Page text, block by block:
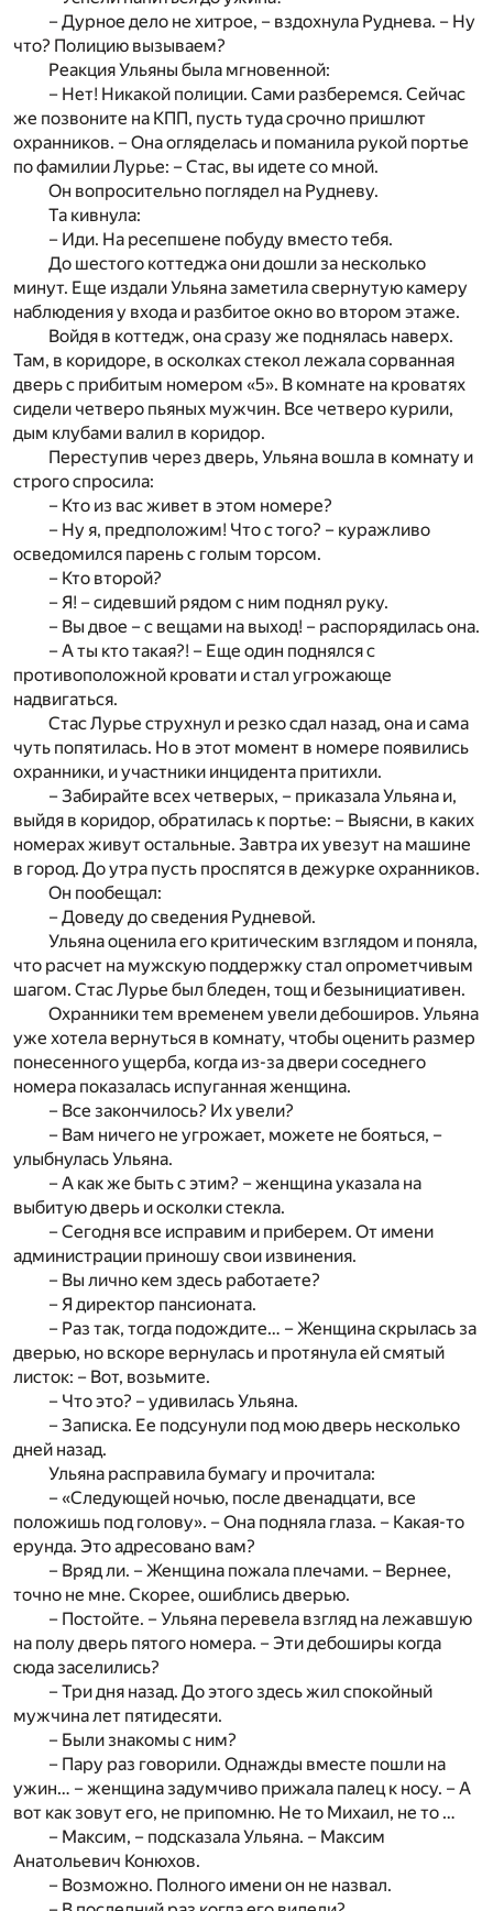
– Дурное дело не хитрое, – вздохнула Руднева. – Ну
что? Полицию вызываем?
Реакция Ульяны была мгновенной:
– Нет! Никакой полиции. Сами разберемся. Сейчас
же позвоните на КПП, пусть туда срочно пришлют
охранников. – Она огляделась и поманила рукой портье
по фамилии Лурье: – Стас, вы идете со мной.
Он вопросительно поглядел на Рудневу.
Та кивнула:
– Иди. На ресепшене побуду вместо тебя.
До шестого коттеджа они дошли за несколько
минут. Еще издали Ульяна заметила свернутую камеру
наблюдения у входа и разбитое окно во втором этаже.
Войдя в коттедж, она сразу же поднялась наверх.
Там, в коридоре, в осколках стекол лежала сорванная
дверь с прибитым номером «5». В комнате на кроватях
сидели четверо пьяных мужчин. Все четверо курили,
дым клубами валил в коридор.
Переступив через дверь, Ульяна вошла в комнату и
строго спросила:
– Кто из вас живет в этом номере?
– Ну я, предположим! Что с того? – куражливо
осведомился парень с голым торсом.
– Кто второй?
– Я! – сидевший рядом с ним поднял руку.
– Вы двое – с вещами на выход! – распорядилась она.
– А ты кто такая?! – Еще один поднялся с
противоположной кровати и стал угрожающе
надвигаться.
Стас Лурье струхнул и резко сдал назад, она и сама
чуть попятилась. Но в этот момент в номере появились
охранники, и участники инцидента притихли.
– Забирайте всех четверых, – приказала Ульяна и,
выйдя в коридор, обратилась к портье: – Выясни, в каких
номерах живут остальные. Завтра их увезут на машине
в город. До утра пусть проспятся в дежурке охранников.
Он пообещал:
– Доведу до сведения Рудневой.
Ульяна оценила его критическим взглядом и поняла,
что расчет на мужскую поддержку стал опрометчивым
шагом. Стас Лурье был бледен, тощ и безынициативен.
Охранники тем временем увели дебоширов. Ульяна
уже хотела вернуться в комнату, чтобы оценить размер
понесенного ущерба, когда из-за двери соседнего
номера показалась испуганная женщина.
– Все закончилось? Их увели?
– Вам ничего не угрожает, можете не бояться, –
улыбнулась Ульяна.
– А как же быть с этим? – женщина указала на
выбитую дверь и осколки стекла.
– Сегодня все исправим и приберем. От имени
администрации приношу свои извинения.
– Вы лично кем здесь работаете?
– Я директор пансионата.
– Раз так, тогда подождите… – Женщина скрылась за
дверью, но вскоре вернулась и протянула ей смятый
листок: – Вот, возьмите.
– Что это? – удивилась Ульяна.
– Записка. Ее подсунули под мою дверь несколько
дней назад.
Ульяна расправила бумагу и прочитала:
– «Следующей ночью, после двенадцати, все
положишь под голову». – Она подняла глаза. – Какая-то
ерунда. Это адресовано вам?
– Вряд ли. – Женщина пожала плечами. – Вернее,
точно не мне. Скорее, ошиблись дверью.
– Постойте. – Ульяна перевела взгляд на лежавшую
на полу дверь пятого номера. – Эти дебоширы когда
сюда заселились?
– Три дня назад. До этого здесь жил спокойный
мужчина лет пятидесяти.
– Были знакомы с ним?
– Пару раз говорили. Однажды вместе пошли на
ужин… – женщина задумчиво прижала палец к носу. – А
вот как зовут его, не припомню. Не то Михаил, не то …
– Максим, – подсказала Ульяна. – Максим
Анатольевич Конюхов.
– Возможно. Полного имени он не назвал.